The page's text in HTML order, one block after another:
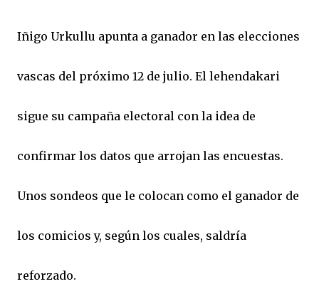
Iñigo Urkullu apunta a ganador en las elecciones
vascas del próximo 12 de julio. El lehendakari
sigue su campaña electoral con la idea de
confirmar los datos que arrojan las encuestas.
Unos sondeos que le colocan como el ganador de
los comicios y, según los cuales, saldría
reforzado.